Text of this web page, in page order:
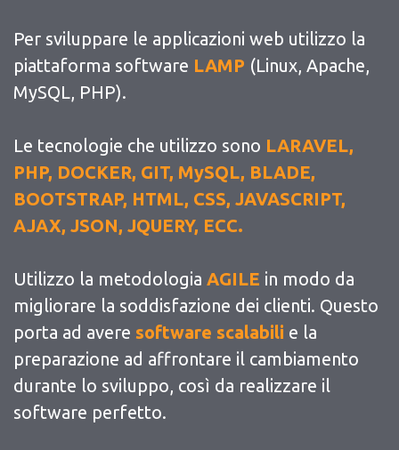
Per sviluppare le applicazioni web utilizzo la
piattaforma software LAMP (Linux, Apache,
MySQL, PHP).
Le tecnologie che utilizzo sono LARAVEL,
PHP, DOCKER, GIT, MySQL, BLADE,
BOOTSTRAP, HTML, CSS, JAVASCRIPT,
AJAX, JSON, JQUERY, ECC.
Utilizzo la metodologia AGILE in modo da
migliorare la soddisfazione dei clienti. Questo
porta ad avere software scalabili e la
preparazione ad affrontare il cambiamento
durante lo sviluppo, così da realizzare il
software perfetto.